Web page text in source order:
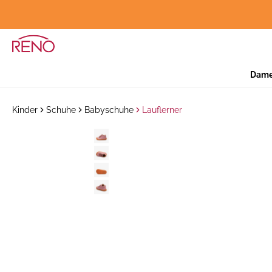
Kinder Schuhe Babyschuhe Lauflerner